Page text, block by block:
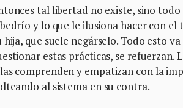
tal libertad no existe, sino
y lo que le ilusiona hacer con
hija, que suele negárselo. Todo esto
estas prácticas, se refuerzan.
comprenden y empatizan con la
al sistema en su contra.